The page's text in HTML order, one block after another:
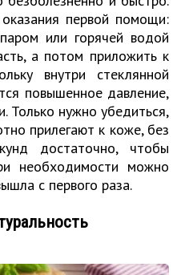
первой помощи:
или горячей водой
а потом приложить к
внутри стеклянной
повышенное давление,
Только нужно убедиться,
прилегают к коже, без
достаточно, чтобы
необходимости можно
с первого раза.